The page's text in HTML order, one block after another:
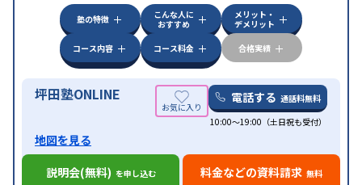
特徴
中高一貫校生に対応授業の振替可能 不登校生に対
学習にPC・タブレットを利用オンライン対応
科目から受講可能季節講習のみの受講可発達障害
の子どもに対応
塾の特徴
こんな人に
おすすめ
メリット・
デメリット
コース内容
コース料金 合格実績
坪田塾ONLINE 電話する 通話料無料
10:00～19:00（土日祝も受付）
地図を見る
説明会(無料) を申し込む 料金などの資料請求 無料